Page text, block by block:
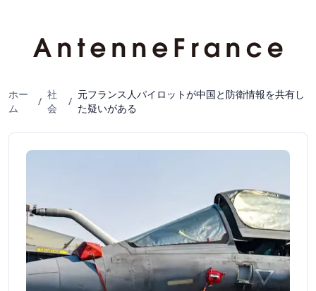
ホー
ム
/
社
会
/
元フランス人パイロットが中国と防衛情報を共有し
た疑いがある